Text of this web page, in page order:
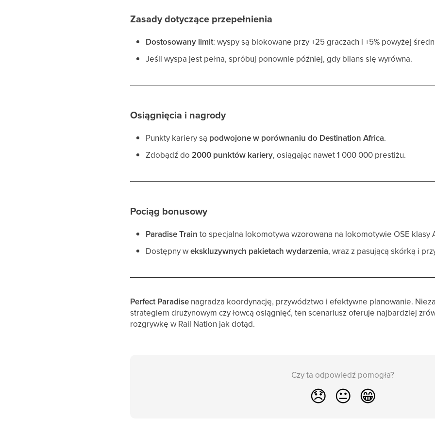
Zasady dotyczące przepełnienia
Dostosowany limit: wyspy są blokowane przy +25 graczach i +5% powyżej
Jeśli wyspa jest pełna, spróbuj ponownie później, gdy bilans się wyrówna.
Osiągnięcia i nagrody
Punkty kariery są podwojone w porównaniu do Destination Africa.
Zdobądź do2000 punktów kariery, osiągając nawet 1 000 000 prestiżu.
Pociąg bonusowy
Paradise Train to specjalna lokomotywa wzorowana na lokomotywie OSE klasy
Dostępny wekskluzywnych pakietach wydarzenia, wraz z pasującą skórką i
Perfect Paradise nagradza koordynację, przywództwo i efektywne planowanie.
strategiem drużynowym czy łowcą osiągnięć, ten scenariusz oferuje najbardziej
rozgrywkę w Rail Nation jak dotąd.
Czy ta odpowiedź pomogła?
😞 😐 😁